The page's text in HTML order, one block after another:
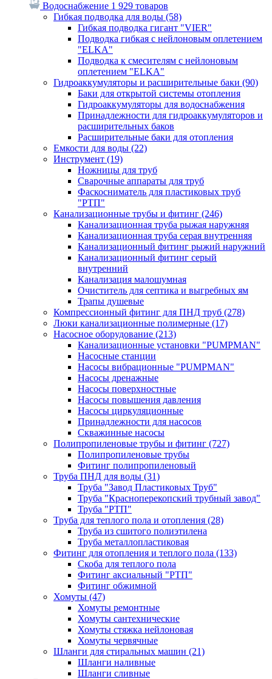
Водоснабжение 1 929 товаров
Гибкая подводка для воды (58)
Гибкая подводка гигант "VIER"
Подводка гибкая с нейлоновым оплетением
"ELKA"
Подводка к смесителям с нейлоновым
оплетением "ELKA"
Гидроаккумуляторы и расширительные баки (90)
Баки для открытой системы отопления
Гидроаккумуляторы для водоснабжения
Принадлежности для гидроаккумуляторов и
расширительных баков
Расширительные баки для отопления
Емкости для воды (22)
Инструмент (19)
Ножницы для труб
Сварочные аппараты для труб
Фаскосниматель для пластиковых труб
"РТП"
Канализационные трубы и фитинг (246)
Канализационная труба рыжая наружняя
Канализационная труба серая внутренняя
Канализационный фитинг рыжий наружний
Канализационный фитинг серый
внутренний
Канализация малошумная
Очиститель для септика и выгребных ям
Трапы душевые
Компрессионный фитинг для ПНД труб (278)
Люки канализационные полимерные (17)
Насосное оборудование (213)
Канализационные установки "PUMPMAN"
Насосные станции
Насосы вибрационные "PUMPMAN"
Насосы дренажные
Насосы поверхностные
Насосы повышения давления
Насосы циркуляционные
Принадлежности для насосов
Скважинные насосы
Полипропиленовые трубы и фитинг (727)
Полипропиленовые трубы
Фитинг полипропиленовый
Труба ПНД для воды (31)
Труба "Завод Пластиковых Труб"
Труба "Красноперекопский трубный завод"
Труба "РТП"
Труба для теплого пола и отопления (28)
Труба из сшитого полиэтилена
Труба металлопластиковая
Фитинг для отопления и теплого пола (133)
Скоба для теплого пола
Фитинг аксиальный "РТП"
Фитинг обжимной
Хомуты (47)
Хомуты ремонтные
Хомуты сантехнические
Хомуты стяжка нейлоновая
Хомуты червячные
Шланги для стиральных машин (21)
Шланги наливные
Шланги сливные